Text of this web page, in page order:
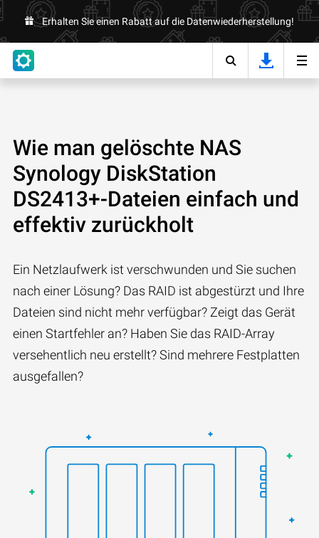
Erhalten Sie einen Rabatt auf die Datenwiederherstellung!
Wie man gelöschte NAS
Synology DiskStation
DS2413+-Dateien einfach und
effektiv zurückholt
Ein Netzlaufwerk ist verschwunden und Sie suchen
nach einer Lösung? Das RAID ist abgestürzt und Ihre
Dateien sind nicht mehr verfügbar? Zeigt das Gerät
einen Startfehler an? Haben Sie das RAID-Array
versehentlich neu erstellt? Sind mehrere Festplatten
ausgefallen?